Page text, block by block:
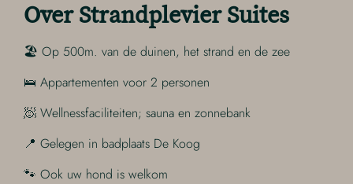
Over Strandplevier Suites
🏖️ Op 500m. van de duinen, het strand en de zee
🛌 Appartementen voor 2 personen
🧖 Wellnessfaciliteiten; sauna en zonnebank
📍 Gelegen in badplaats De Koog
🐾 Ook uw hond is welkom